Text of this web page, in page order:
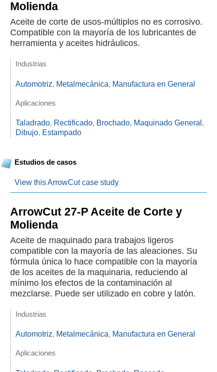
Molienda
Aceite de corte de usos-múltiplos no es corrosivo.
Compatible con la mayoría de los lubricantes de
herramienta y aceites hidráulicos.
Industrias
Automotriz, Metalmecánica, Manufactura en General
Aplicaciones
Taladrado, Rectificado, Brochado, Maquinado General ,
Dibujo, Estampado
Estudios de casos
View this ArrowCut case study
ArrowCut 27-P Aceite de Corte y
Molienda
Aceite de maquinado para trabajos ligeros
compatible con la mayoría de las aleaciones. Su
fórmula única lo hace compatible con la mayoría
de los aceites de la maquinaria, reduciendo al
mínimo los efectos de la contaminación al
mezclarse. Puede ser utilizado en cobre y latón.
Industrias
Automotriz, Metalmecánica, Manufactura en General
Aplicaciones